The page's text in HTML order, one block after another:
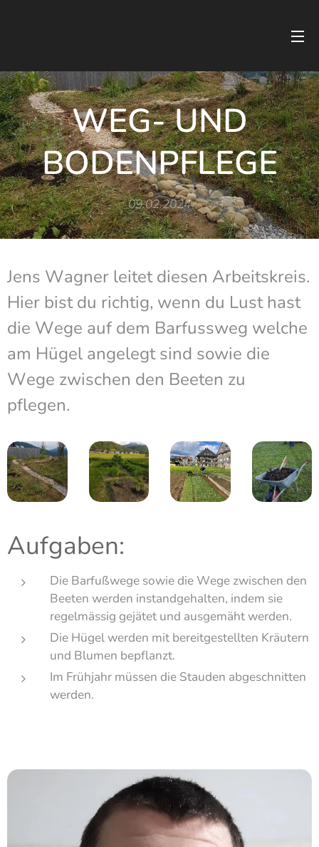
WEG- UND
BODENPFLEGE
09.02.2024
Jens Wagner leitet diesen Arbeitskreis.
Hier bist du richtig, wenn du Lust hast
die Wege auf dem Barfussweg welche
am Hügel angelegt sind sowie die
Wege zwischen den Beeten zu
pflegen.
Aufgaben:
Die Barfußwege sowie die Wege zwischen den
Beeten werden instandgehalten, indem sie
regelmässig gejätet und ausgemäht werden.
Die Hügel werden mit bereitgestellten Kräutern
und Blumen bepflanzt.
Im Frühjahr müssen die Stauden abgeschnitten
werden.